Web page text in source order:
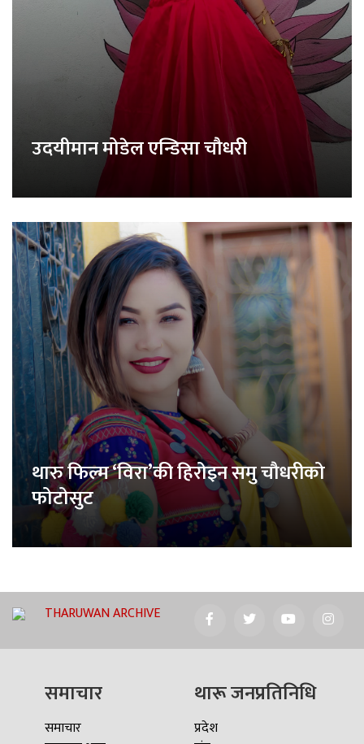
उदयीमान मोडेल एन्डिसा चौधरी
थारु फिल्म ‘विरा’की हिरोइन समु चौधरीको
फोटोसुट
THARUWAN ARCHIVE
समाचार
समाचार
थारू जनप्रतिनिधि
प्रदेश